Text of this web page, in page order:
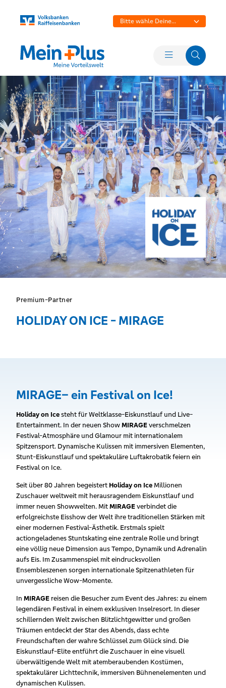
Bitte wähle Deine
Premium-Partner
HOLIDAY ON ICE - MIRAGE
MIRAGE– ein Festival on Ice!
Holiday on Icesteht für Weltklasse-Eiskunstlauf und Live-
Entertainment. In der neuen ShowMIRAGEverschmelzen
Festival-Atmosphäre und Glamour mit internationalem
Spitzensport. Dynamische Kulissen mit immersiven Elementen,
Stunt-Eiskunstlauf und spektakuläre Luftakrobatik feiern ein
Festival on Ice.
Seit über 80 Jahren begeistert Holiday on Ice Millionen
Zuschauer weltweit mit herausragendem Eiskunstlauf und
immer neuen Showwelten. MitMIRAGEverbindet die
erfolgreichste Eisshow der Welt ihre traditionellen Stärken mit
einer modernen Festival-Ästhetik. Erstmals spielt
actiongeladenes Stuntskating eine zentrale Rolle und bringt
eine völlig neue Dimension aus Tempo, Dynamik und Adrenalin
aufs Eis. Im Zusammenspiel mit eindrucksvollen
Ensembleszenen sorgen internationale Spitzenathleten für
unvergessliche Wow-Momente.
In MIRAGEreisen die Besucher zum Event des Jahres: zu einem
legendären Festival in einem exklusiven Inselresort. In dieser
schillernden Welt zwischen Blitzlichtgewitter und großen
Träumen entdeckt der Star des Abends, dass echte
Freundschaften der wahre Schlüssel zum Glück sind. Die
Eiskunstlauf-Elite entführt die Zuschauer in eine visuell
überwältigende Welt mit atemberaubenden Kostümen,
spektakulärer Lichttechnik, immersiven Bühnenelementen und
dynamischen Kulissen.